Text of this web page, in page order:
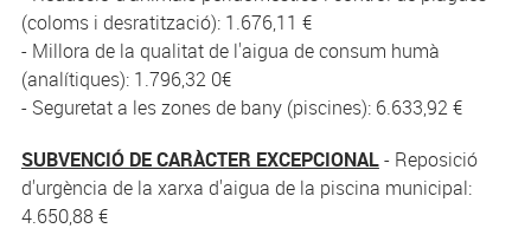
(coloms i desratització): 1.676,11 €
- Millora de la qualitat de l'aigua de consum humà
(analítiques): 1.796,32 0€
- Seguretat a les zones de bany (piscines): 6.633,92 €
SUBVENCIÓ DE CARÀCTER EXCEPCIONAL- Reposició
d'urgència de la xarxa d'aigua de la piscina municipal:
4.650,88 €